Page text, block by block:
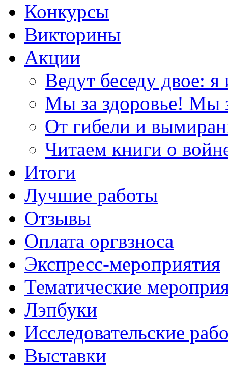
Конкурсы
Викторины
Акции
Ведут беседу двое: я
Мы за здоровье! Мы
От гибели и
Читаем книги о
Итоги
Лучшие работы
Отзывы
Оплата оргвзноса
Экспресс-мероприятия
Тематические
Лэпбуки
Исследовательские
Выставки